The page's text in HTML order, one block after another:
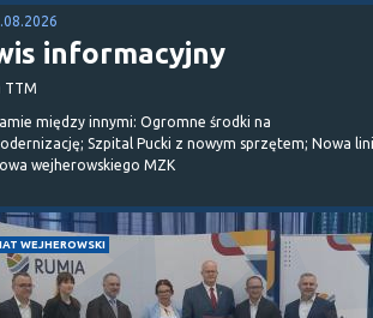
informacyjny
TTM
między innymi: Ogromne środki na
Szpital Pucki z nowym sprzętem; Nowa
wejherowskiego MZK
WEJHEROWSKI